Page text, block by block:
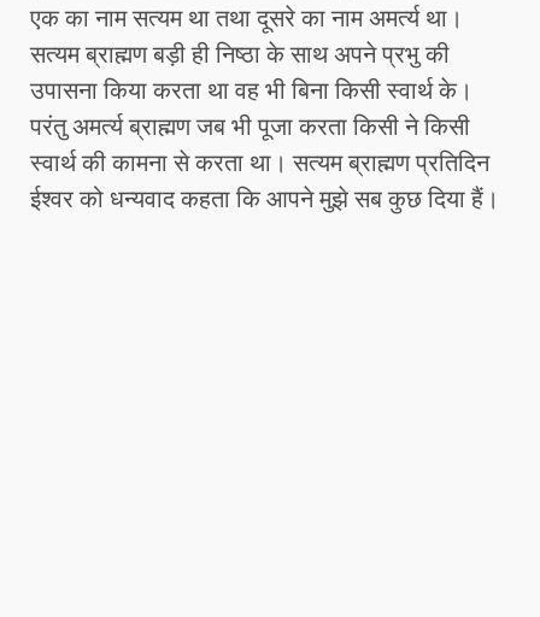
एक का नाम सत्यम था तथा दूसरे का नाम अमर्त्य था।
सत्यम ब्राह्मण बड़ी ही निष्ठा के साथ अपने प्रभु की
उपासना किया करता था वह भी बिना किसी स्वार्थ के।
परंतु अमर्त्य ब्राह्मण जब भी पूजा करता किसी ने किसी
स्वार्थ की कामना से करता था। सत्यम ब्राह्मण प्रतिदिन
ईश्वर को धन्यवाद कहता कि आपने मुझे सब कुछ दिया हैं।